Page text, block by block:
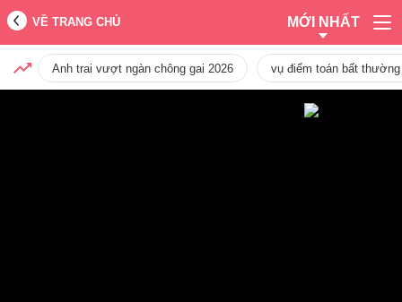
VỀ TRANG CHỦ MỚI NHẤT
Anh trai vượt ngàn chông gai 2026 vụ điểm toán bất